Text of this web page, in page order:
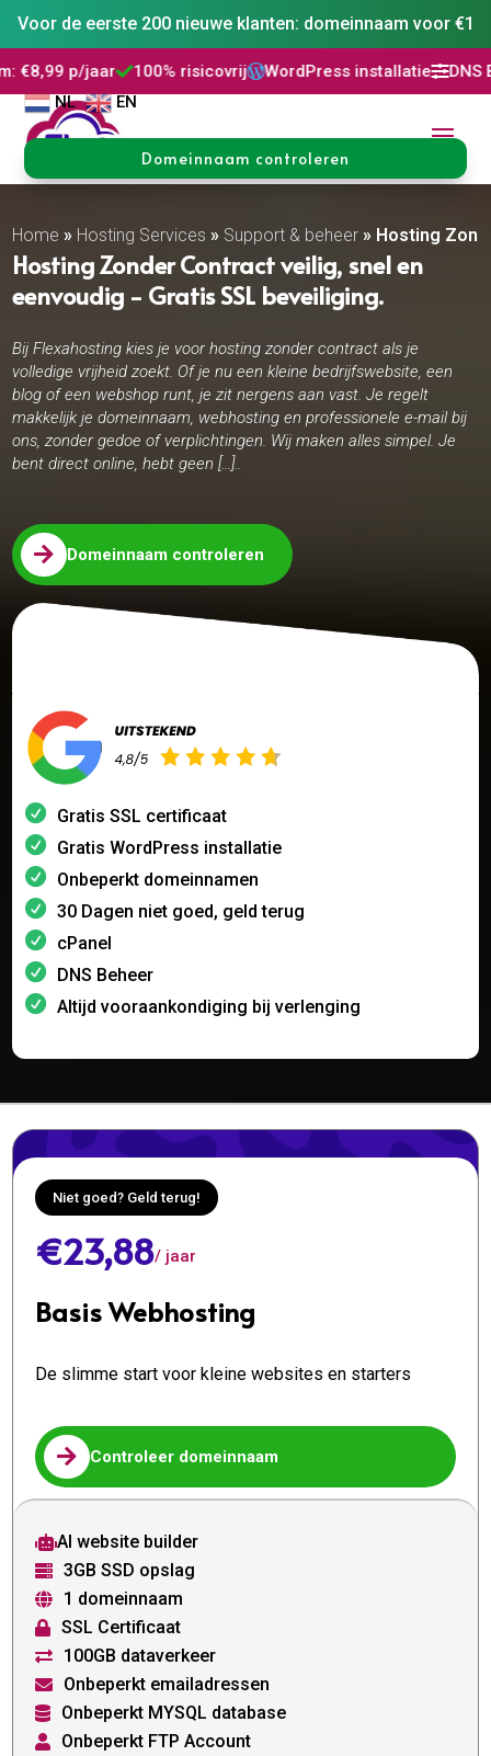
Voor de eerste 200 nieuwe klanten: domeinnaam voor €1
100% risicovrijWordPress installatieDNS Beheer30
NL
EN
Domeinnaam controleren
Home » Hosting Services » Support & beheer » Hosting
Hosting Zonder Contract veilig, snel en
eenvoudig - Gratis SSL beveiliging.
Bij Flexahosting kies je voor hosting zonder contract als je
volledige vrijheid zoekt. Of je nu een kleine bedrijfswebsite, een
blog of een webshop runt, je zit nergens aan vast. Je regelt
makkelijk je domeinnaam, webhosting en professionele e-mail bij
ons, zonder gedoe of verplichtingen. Wij maken alles simpel. Je
bent direct online, hebt geen […]..
 Domeinnaam controleren
Gratis SSL certificaat
Gratis WordPress installatie
Onbeperkt domeinnamen
30 Dagen niet goed, geld terug
cPanel
DNS Beheer
Altijd vooraankondiging bij verlenging
Niet goed? Geld terug!
€23,88/ jaar
Basis Webhosting
De slimme start voor kleine websites en starters
 Controleer domeinnaam
AI website builder
 3GB SSD opslag
 1 domeinnaam
 SSL Certificaat
 100GB dataverkeer
 Onbeperkt emailadressen
 Onbeperkt MYSQL database
 Onbeperkt FTP Account